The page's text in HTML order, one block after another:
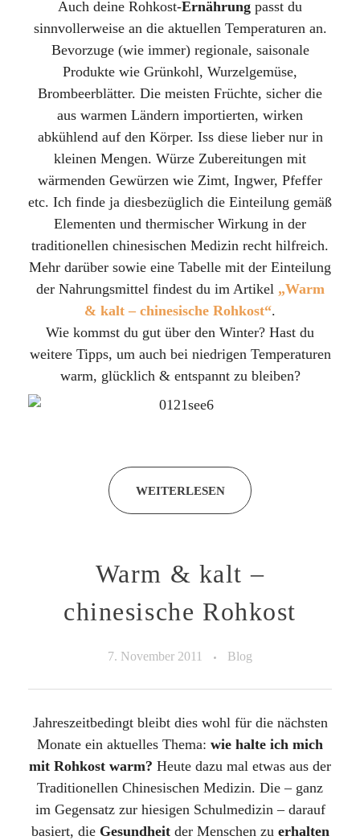
Auch deine Rohkost-Ernährung passt du
sinnvollerweise an die aktuellen Temperaturen an.
Bevorzuge (wie immer) regionale, saisonale
Produkte wie Grünkohl, Wurzelgemüse,
Brombeerblätter. Die meisten Früchte, sicher die
aus warmen Ländern importierten, wirken
abkühlend auf den Körper. Iss diese lieber nur in
kleinen Mengen. Würze Zubereitungen mit
wärmenden Gewürzen wie Zimt, Ingwer, Pfeffer
etc. Ich finde ja diesbezüglich die Einteilung gemäß
Elementen und thermischer Wirkung in der
traditionellen chinesischen Medizin recht hilfreich.
Mehr darüber sowie eine Tabelle mit der Einteilung
der Nahrungsmittel findest du im Artikel „Warm
& kalt – chinesische Rohkost“.
Wie kommst du gut über den Winter? Hast du
weitere Tipps, um auch bei niedrigen Temperaturen
warm, glücklich & entspannt zu bleiben?
WEITERLESEN
Warm & kalt –
chinesische Rohkost
7. November 2011 Blog
Jahreszeitbedingt bleibt dies wohl für die nächsten
Monate ein aktuelles Thema: wie halte ich mich
mit Rohkost warm? Heute dazu mal etwas aus der
Traditionellen Chinesischen Medizin. Die – ganz
im Gegensatz zur hiesigen Schulmedizin – darauf
basiert, die Gesundheitder Menschen zu erhalten